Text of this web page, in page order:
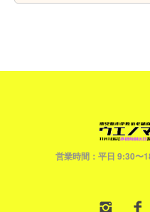
営業時間：平日 9:30〜